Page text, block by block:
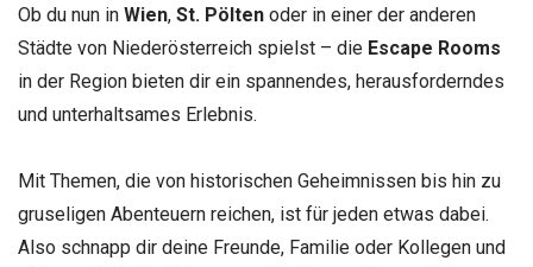
Ob du nun in Wien, St. Pölten oder in einer der anderen
Städte von Niederösterreich spielst – die Escape Rooms
in der Region bieten dir ein spannendes, herausforderndes
und unterhaltsames Erlebnis.
Mit Themen, die von historischen Geheimnissen bis hin zu
gruseligen Abenteuern reichen, ist für jeden etwas dabei.
Also schnapp dir deine Freunde, Familie oder Kollegen und